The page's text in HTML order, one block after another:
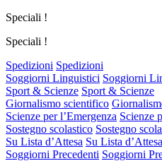
Speciali !
Speciali !
Spedizioni Spedizioni
Soggiorni Linguistici Soggiorni
Sport & Scienze Sport & Scienze
Giornalismo scientifico
Scienze per l’Emergenza Scienze
Sostegno scolastico Sostegno
Su Lista d’Attesa Su Lista d’Attesa
Soggiorni Precedenti Soggiorni